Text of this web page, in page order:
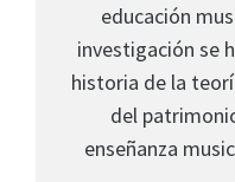
educación
investigación se
historia de la
del
enseñanza